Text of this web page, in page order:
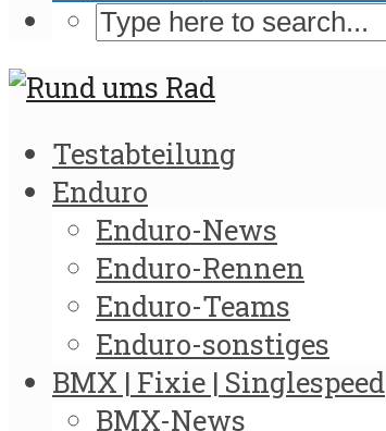
Testabteilung
Enduro
Enduro-News
Enduro-Rennen
Enduro-Teams
Enduro-sonstiges
BMX | Fixie | Singlespeed
BMX-News